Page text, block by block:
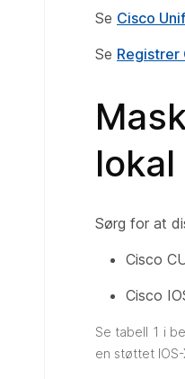
Se Cisco
Se Registrer
Sørg for at
Cisco
Cisco
Se tabell 1 i
en støttet